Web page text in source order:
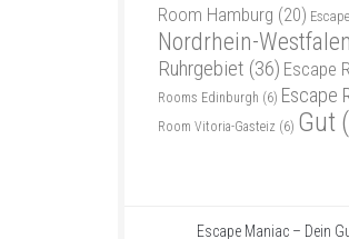
Room Hamburg (20)
Nordrhein-Westfalen
Ruhrgebiet (36) Escape
Rooms Edinburgh (6) Escape
Room Vitoria-Gasteiz (6) Gut
Escape Maniac – Dein